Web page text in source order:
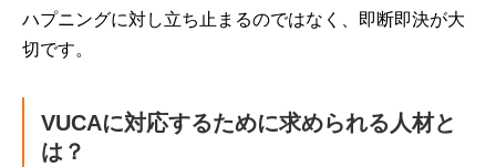
ハプニングに対し立ち止まるのではなく、即断即決が大
切です。
VUCAに対応するために求められる人材と
は？